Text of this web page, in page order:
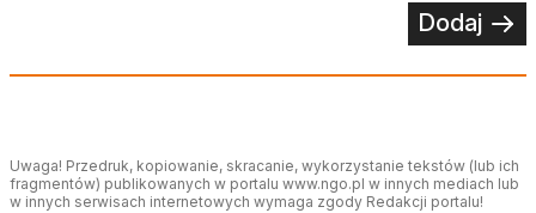
Dodaj
Uwaga! Przedruk, kopiowanie, skracanie, wykorzystanie tekstów (lub ich
fragmentów) publikowanych w portalu www.ngo.pl w innych mediach lub
w innych serwisach internetowych wymaga zgody Redakcji portalu!